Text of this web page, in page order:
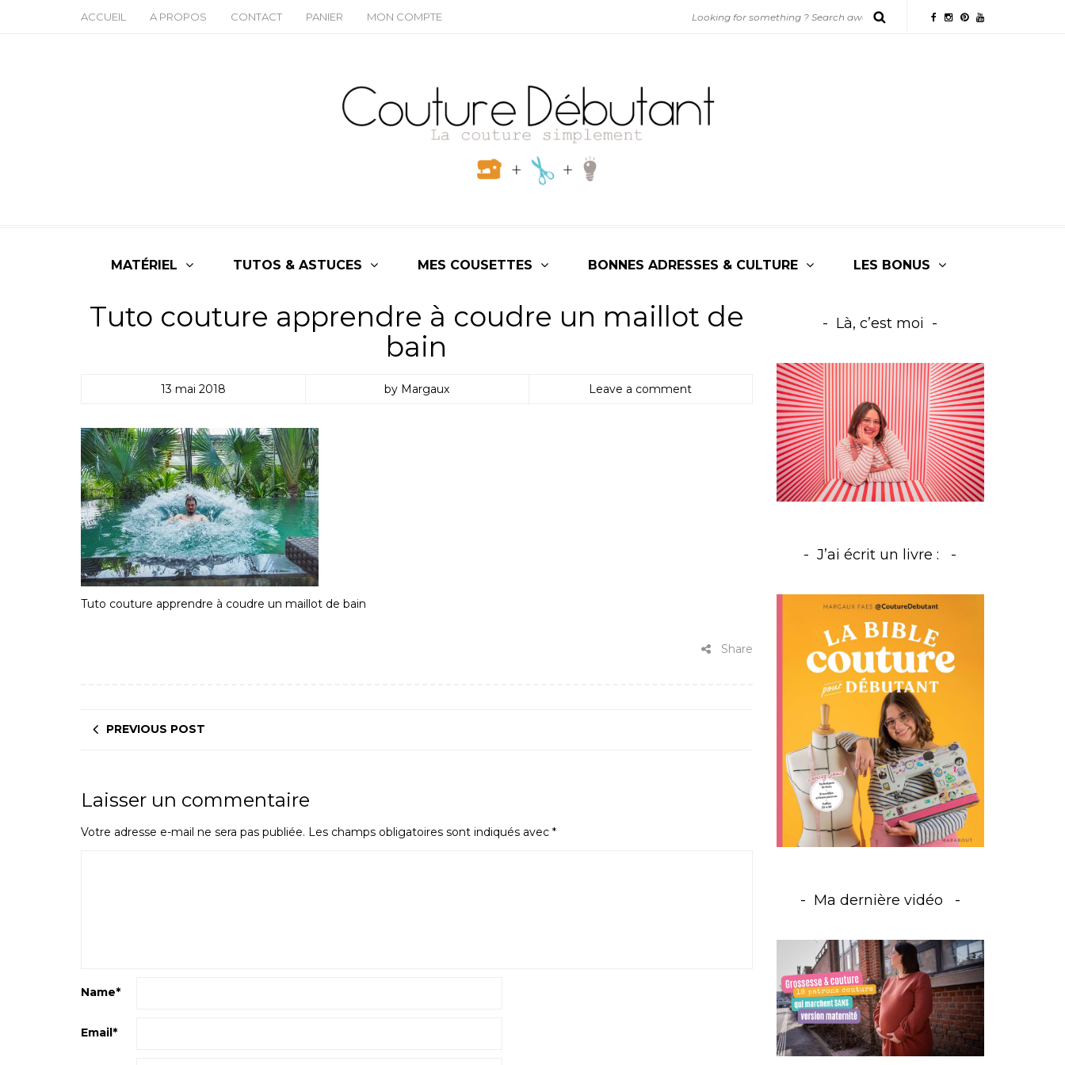
ACCUEIL A PROPOS CONTACT PANIER MON COMPTE
MATÉRIEL TUTOS & ASTUCES MES COUSETTES BONNES ADRESSES & CULTURE LES BONUS
Tuto couture apprendre à coudre un maillot de
bain
13 mai 2018 by Margaux Leave a comment
Tuto couture apprendre à coudre un maillot de bain
Share
PREVIOUS POST
Laisser un commentaire
Votre adresse e-mail ne sera pas publiée. Les champs obligatoires sont indiqués avec *
Name*
Email*
Là, c’est moi
J’ai écrit un livre :
Ma dernière vidéo